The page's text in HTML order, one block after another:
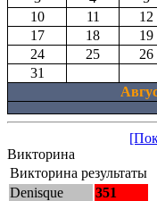
10
11 12
17
18 19
24
25 26
31
Викторина
Викторина результаты
Denisque
351